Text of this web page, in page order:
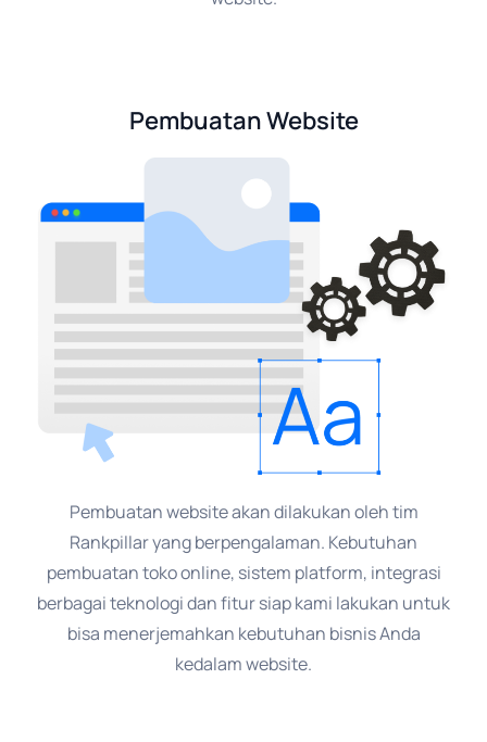
Pembuatan Website
Pembuatan website akan dilakukan oleh tim
Rankpillar yang berpengalaman. Kebutuhan
pembuatan toko online, sistem platform, integrasi
berbagai teknologi dan fitur siap kami lakukan untuk
bisa menerjemahkan kebutuhan bisnis Anda
kedalam website.